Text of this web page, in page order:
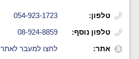
טלפון:
054-923-1723
טלפון נוסף:
08-924-8859
אתר:
לחצו למעבר לאתר